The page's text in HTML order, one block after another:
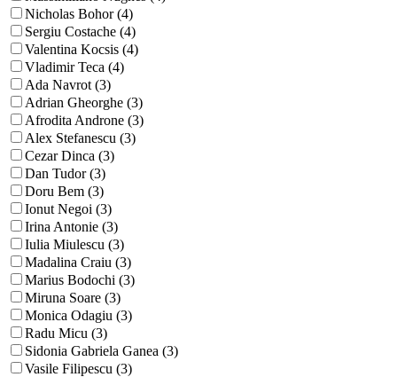
Nicholas Bohor (4)
Sergiu Costache (4)
Valentina Kocsis (4)
Vladimir Teca (4)
Ada Navrot (3)
Adrian Gheorghe (3)
Afrodita Androne (3)
Alex Stefanescu (3)
Cezar Dinca (3)
Dan Tudor (3)
Doru Bem (3)
Ionut Negoi (3)
Irina Antonie (3)
Iulia Miulescu (3)
Madalina Craiu (3)
Marius Bodochi (3)
Miruna Soare (3)
Monica Odagiu (3)
Radu Micu (3)
Sidonia Gabriela Ganea (3)
Vasile Filipescu (3)